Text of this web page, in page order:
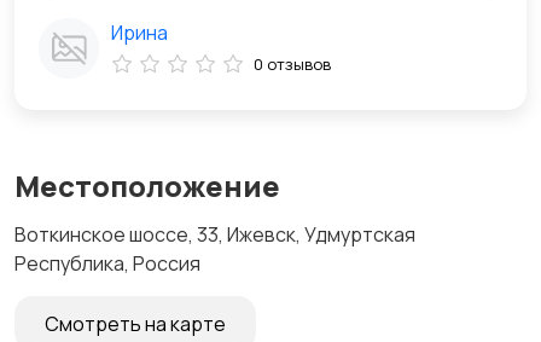
Местоположение
Воткинское шоссе, 33, Ижевск, Удмуртская
Республика, Россия
Смотреть на карте
Ирина
0 отзывов